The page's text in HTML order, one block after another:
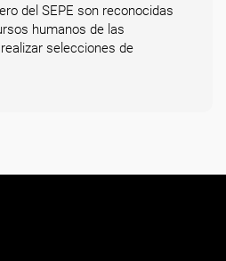
del SEPE son reconocidas
humanos de las
selecciones de